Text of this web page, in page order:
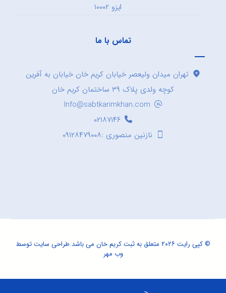
ایزو ۱۰۰۰۲
تماس با ما
تهران میدان ولیعصر خیابان کریم خان خیابان به آفرین
کوچه ولدی پلاک ۳۹ ساختمان کریم خان
Info@sabtkarimkhan.com
۰۲۱۸۷۱۴۶
نازنین منصوری :۰۹۱۲۸۴۷۹۰۰۸
© کپی رایت ۲۰۲۶ متعلق به ثبت کریم خان می باشد. طراحی سایتتوسط
وب مهر